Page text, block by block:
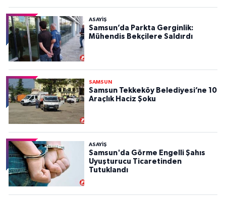
ASAYIŞ
Samsun’da Parkta Gerginlik:
Mühendis Bekçilere Saldırdı
SAMSUN
Samsun Tekkeköy Belediyesi’ne 10
Araçlık Haciz Şoku
ASAYIŞ
Samsun'da Görme Engelli Şahıs
Uyuşturucu Ticaretinden
Tutuklandı